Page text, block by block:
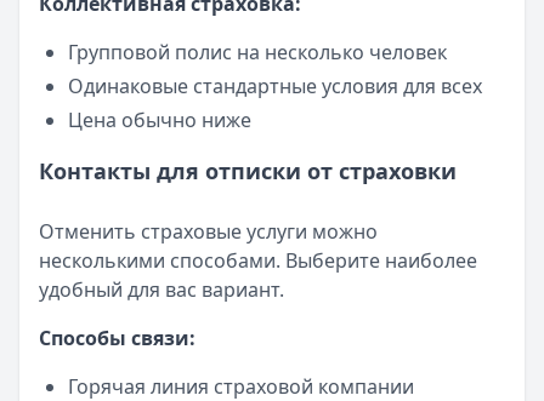
Групповой полис на несколько человек
Одинаковые стандартные условия для всех
Цена обычно ниже
Контакты для отписки от страховки
Отменить страховые услуги можно
несколькими способами. Выберите наиболее
удобный для вас вариант.
Способы связи:
Горячая линия страховой компании